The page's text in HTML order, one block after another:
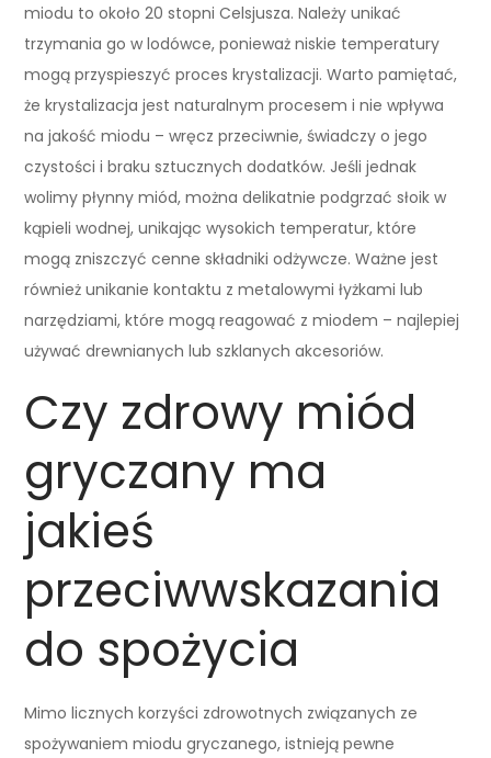
miodu to około 20 stopni Celsjusza. Należy unikać
trzymania go w lodówce, ponieważ niskie temperatury
mogą przyspieszyć proces krystalizacji. Warto pamiętać,
że krystalizacja jest naturalnym procesem i nie wpływa
na jakość miodu – wręcz przeciwnie, świadczy o jego
czystości i braku sztucznych dodatków. Jeśli jednak
wolimy płynny miód, można delikatnie podgrzać słoik w
kąpieli wodnej, unikając wysokich temperatur, które
mogą zniszczyć cenne składniki odżywcze. Ważne jest
również unikanie kontaktu z metalowymi łyżkami lub
narzędziami, które mogą reagować z miodem – najlepiej
używać drewnianych lub szklanych akcesoriów.
Czy zdrowy miód
gryczany ma
jakieś
przeciwwskazania
do spożycia
Mimo licznych korzyści zdrowotnych związanych ze
spożywaniem miodu gryczanego, istnieją pewne